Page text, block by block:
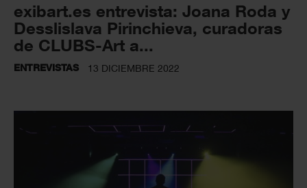
exibart.es entrevista: Joana Roda y
Desslislava Pirinchieva, curadoras
de CLUBS-Art a...
ENTREVISTAS 13 DICIEMBRE 2022